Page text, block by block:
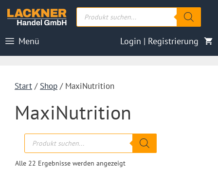
Inhalt
Products
search
Menü Login | Registrierung
Start / Shop / MaxiNutrition
MaxiNutrition
Products
search
Alle 22 Ergebnisse werden angezeigtNach